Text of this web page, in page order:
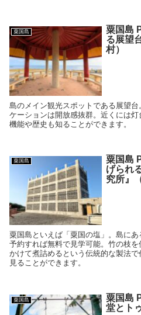
粟国島
粟国島
る展望
村）
島のメイン観光スポットである展望
ケーションは開放感抜群。近くには
機能や歴史も知ることができます。
粟国島
粟国島
げられ
究所』
粟国島といえば「粟国の塩」。島にあ
予約すれば無料で見学可能。竹の枝
かけて煮詰めるという伝統的な製法
見ることができます。
粟国島
粟国島
堂とト